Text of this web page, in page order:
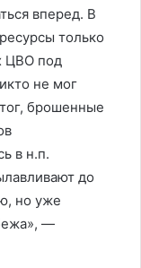
вперед. В
только
ЦВО под
не мог
брошенные
в н.п.
до
но уже
—